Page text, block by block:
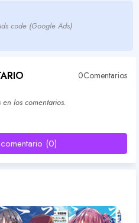
code (Google Ads)
0Comentarios
los comentarios.
(0)